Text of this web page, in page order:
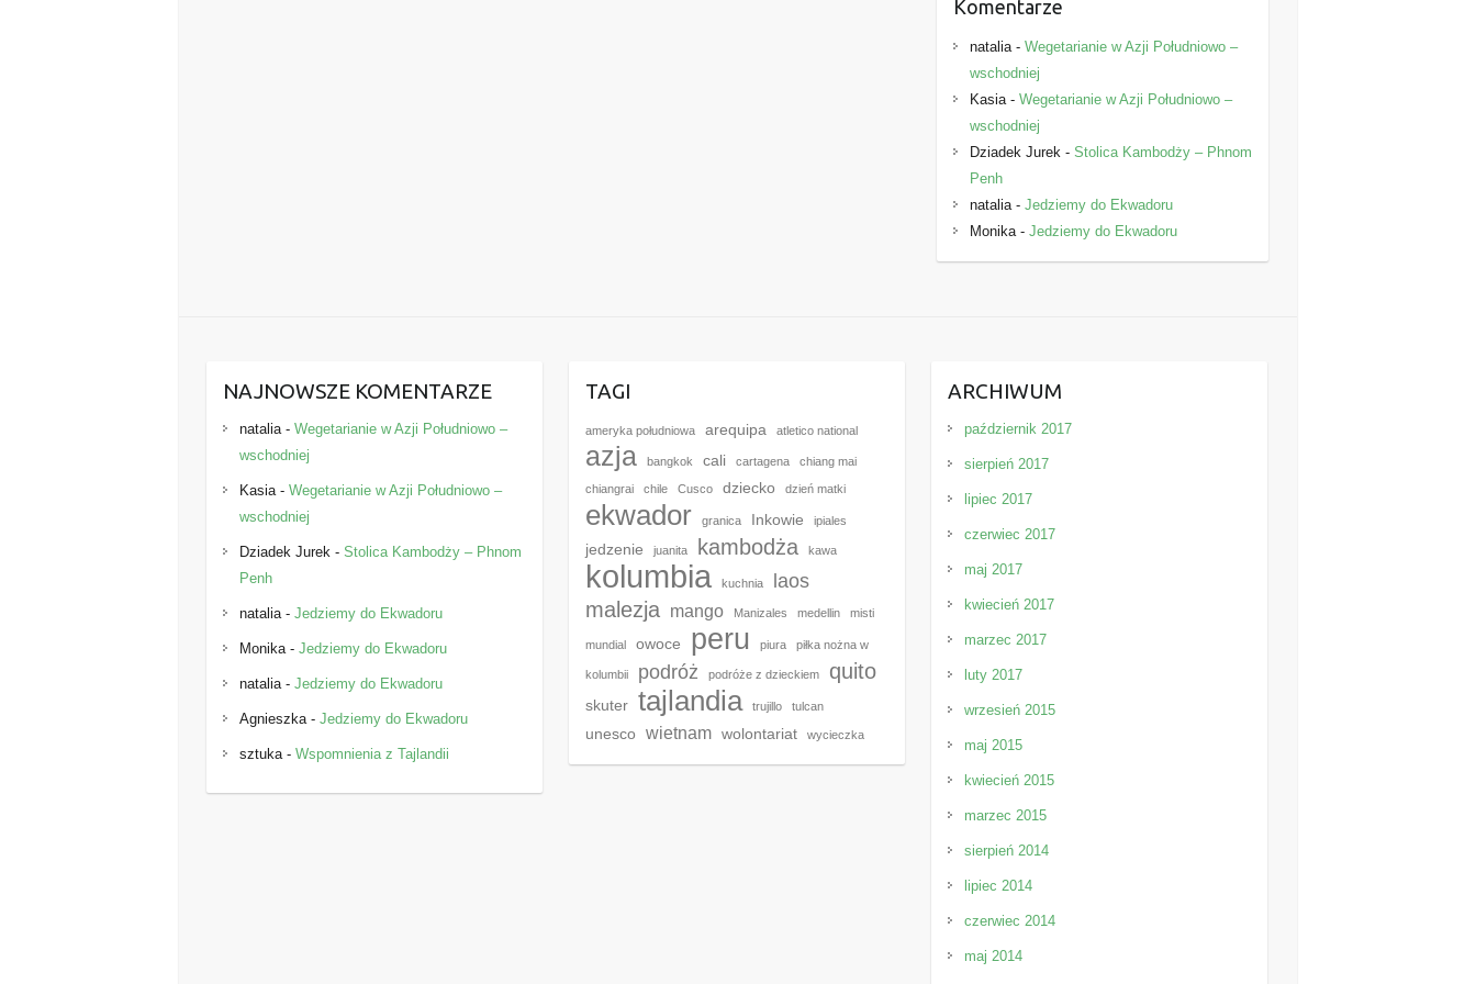
Komentarze
natalia- Wegetarianie w Azji Południowo –
wschodniej
Kasia- Wegetarianie w Azji Południowo –
wschodniej
Dziadek Jurek- Stolica Kambodży – Phnom
Penh
natalia- Jedziemy do Ekwadoru
Monika- Jedziemy do Ekwadoru
NAJNOWSZE KOMENTARZE
natalia-Wegetarianie w Azji Południowo –
wschodniej
Kasia-Wegetarianie w Azji Południowo –
wschodniej
Dziadek Jurek -Stolica Kambodży – Phnom
Penh
natalia-Jedziemy do Ekwadoru
Monika-Jedziemy do Ekwadoru
natalia-Jedziemy do Ekwadoru
Agnieszka-Jedziemy do Ekwadoru
sztuka-Wspomnienia z Tajlandii
TAGI
ameryka południowa arequipa atletico national
azja bangkok cali cartagena chiang mai
chiangrai chile Cusco dziecko dzień matki
ekwador granica Inkowie ipiales
jedzenie juanita kambodża kawa
kolumbia kuchnia laos
malezja mango Manizales medellin misti
mundial owoce peru piura piłka nożna w
kolumbii podróż podróże z dzieckiem quito
skuter tajlandia trujillo tulcan
unesco wietnam wolontariat wycieczka
ARCHIWUM
październik 2017
sierpień 2017
lipiec 2017
czerwiec 2017
maj 2017
kwiecień 2017
marzec 2017
luty 2017
wrzesień 2015
maj 2015
kwiecień 2015
marzec 2015
sierpień 2014
lipiec 2014
czerwiec 2014
maj 2014